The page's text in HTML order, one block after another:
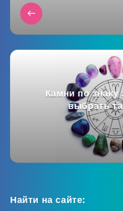
Камни по знаку
выбрать
Найти на сайте: